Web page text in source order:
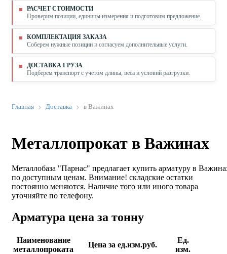
РАСЧЕТ СТОИМОСТИ
Проверим позиции, единицы измерения и подготовим предложение.
КОМПЛЕКТАЦИЯ ЗАКАЗА
Соберем нужные позиции и согласуем дополнительные услуги.
ДОСТАВКА ГРУЗА
Подберем транспорт с учетом длины, веса и условий разгрузки.
Главная Доставка в Важинах
Металлопрокат в Важинах
Металлобаза "Парнас" предлагает купить арматуру в
по доступным ценам. Внимание! складские остатки
постоянно меняются. Наличие того или иного товара
уточняйте по телефону.
Арматура цена за тонну
Наименование
металлопроката
Цена за ед.изм.руб.
Ед.
изм.